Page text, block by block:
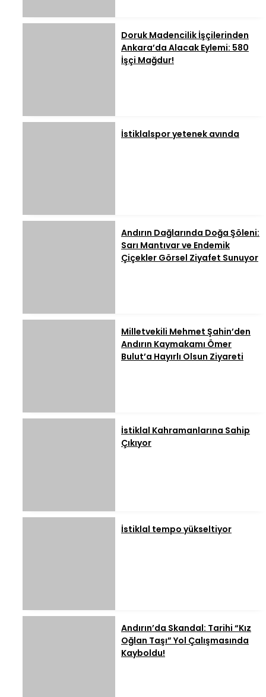
Doruk Madencilik İşçilerinden
Ankara’da Alacak Eylemi: 580
İşçi Mağdur!
İstiklalspor yetenek avında
Andırın Dağlarında Doğa Şöleni:
Sarı Mantıvar ve Endemik
Çiçekler Görsel Ziyafet Sunuyor
Milletvekili Mehmet Şahin’den
Andırın Kaymakamı Ömer
Bulut’a Hayırlı Olsun Ziyareti
İstiklal Kahramanlarına Sahip
Çıkıyor
İstiklal tempo yükseltiyor
Andırın’da Skandal: Tarihi “Kız
Oğlan Taşı” Yol Çalışmasında
Kayboldu!